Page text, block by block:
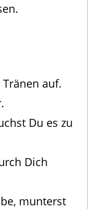
auf.
Du es zu
Dich
munterst